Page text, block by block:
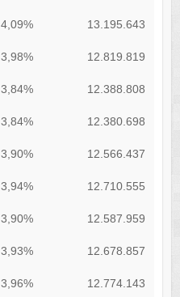
4,09% 13.195.643
3,98% 12.819.819
3,84% 12.388.808
3,84% 12.380.698
3,90% 12.566.437
3,94% 12.710.555
3,90% 12.587.959
3,93% 12.678.857
3,96% 12.774.143